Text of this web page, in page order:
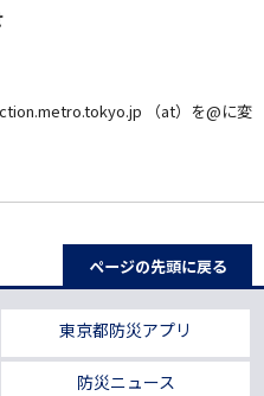
（at）を@に変
ページの先頭に戻る
東京都防災アプリ
防災ニュース